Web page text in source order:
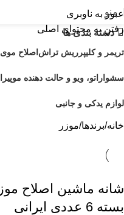
عبور به ناوبری
رفتن به محتوای اصلی
منو
دسته بندی ها
تریمر و کلیپر ریش تراشاصلاح موی
سشوار اتو، ویو و حالت دهنده مو
لوازم یدکی و جانبی
خانه برندها موزر
شانه ماشین اصلاح
بسته 6 عددی ایرانی